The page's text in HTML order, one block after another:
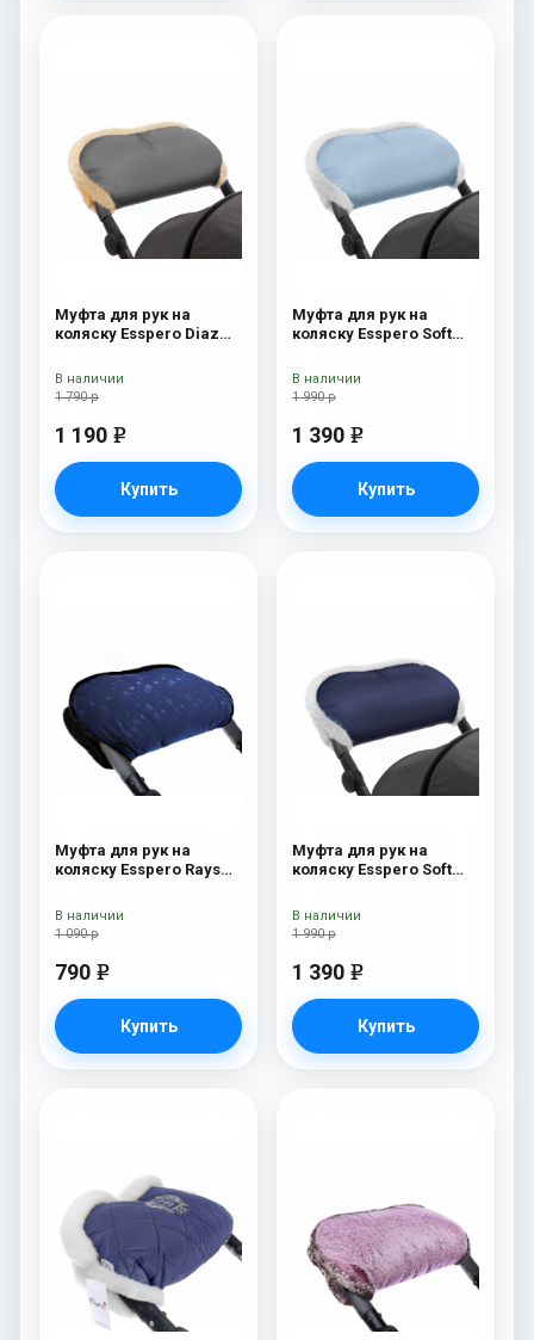
Муфта для рук на
коляску Esspero Diaz
Grey
1 790 р
1 190 e
Купить
В наличии
Муфта для рук на
коляску Esspero Soft
1 990 р
1 390 e
Купить
В наличии
Муфта для рук на
коляску Esspero Rays
1 090 р
790 e
Купить
В наличии
Муфта для рук на
коляску Esspero Soft
1 990 р
1 390 e
Купить
В наличии